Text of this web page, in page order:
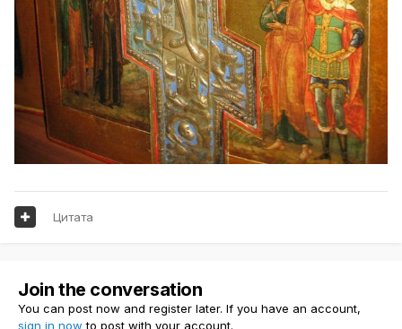
Цитата
Join the conversation
You can post now and register later. If you have an account,
sign in now to post with your account.